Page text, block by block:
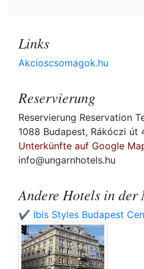
Links
Akcioscsomagok.hu
Reservierung
Reservierung Reservation
1088 Budapest, Rákóczi út
Unterkünfte auf Google
info@ungarnhotels.hu
Andere Hotels in der
✔️ Ibis Styles Budapest